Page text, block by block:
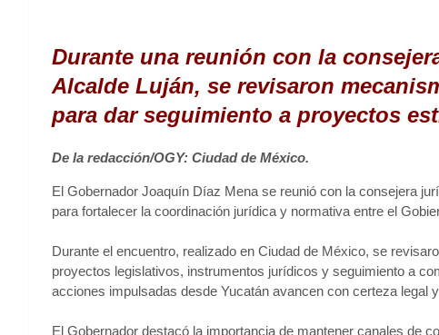
Durante una reunión con la
Alcalde Luján, se revisaron
para dar seguimiento a proyectos
De la redacción/OGY: Ciudad de México.
El Gobernador Joaquín Díaz Mena se reunió con la consejera
para fortalecer la coordinación jurídica y normativa entre el
Durante el encuentro, realizado en Ciudad de México, se
proyectos legislativos, instrumentos jurídicos y seguimiento a
acciones impulsadas desde Yucatán avancen con certeza legal
El Gobernador destacó la importancia de mantener canales de